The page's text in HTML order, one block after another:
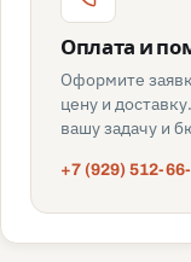
Оплата и
Оформите
цену и
вашу задачу и
+7 (929) 512-